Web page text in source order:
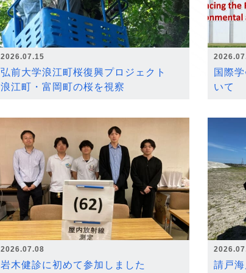
2026.07.15
弘前大学浪江町桜復興プロジェクト
浪江町・富岡町の桜を視察
国際
いて
2026.07.08
岩木健診に初めて参加しました 請戸